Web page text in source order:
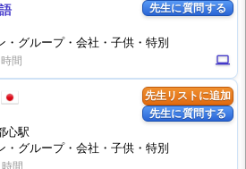
先生に質問する
computer
・グループ・会社・子供・特別
先生リストに追加
先生に質問する
心駅
・グループ・会社・子供・特別